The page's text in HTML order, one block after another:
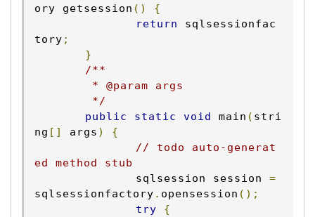
ory getsession ()
{
return
sqlsessionfac
tory ;
}
/**
	 */
public
static void main ( stri
ng [] args )
{
// todo auto-generat
ed method stub
		sqlsession session
=
sqlsessionfactory . opensession ();
try
{